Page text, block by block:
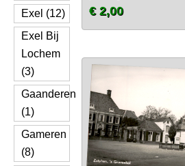
Exel (12)
Exel Bij
Lochem
(3)
Gaanderen
(1)
Gameren
(8)
€ 2,00